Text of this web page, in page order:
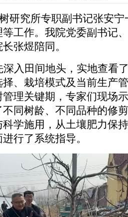
研究所专职副书记张安宁
工作。我院党委副书记
张煜陪同。
入田间地头，实地查看
、栽培模式及当前生产
理关键期，专家们现场
同树龄、不同品种的修
学施用，从土壤肥力保
行了系统指导。